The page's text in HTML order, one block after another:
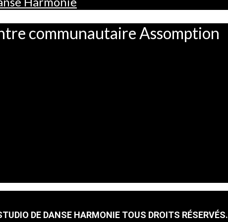
communautaire Assomption
DE DANSE HARMONIE TOUS DROITS RÉSERVÉS.